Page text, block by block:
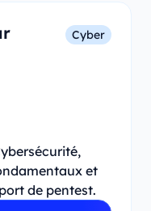
Cyber
et
de pentest.